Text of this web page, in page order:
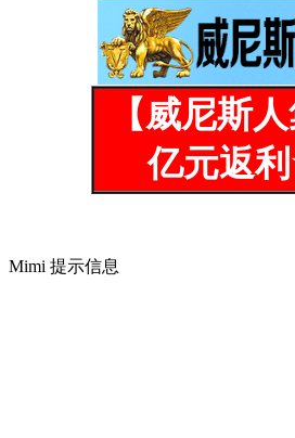
【威尼斯
亿元返
Mimi 提示信息